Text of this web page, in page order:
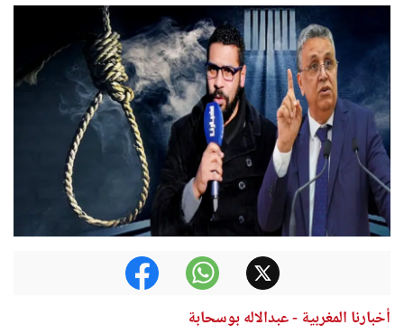
أخبارنا المغربية - عبدالاله بوسحابة